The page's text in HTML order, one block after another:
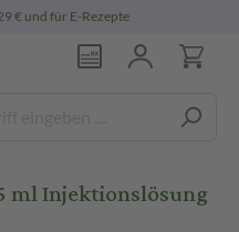
€ und für E-Rezepte
ml Injektionslösung